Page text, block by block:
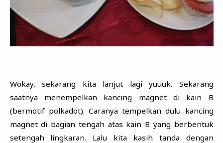
Wokay, sekarang kita lanjut lagi yuuuk. Sekarang
saatnya menempelkan kancing magnet di kain B
(bermotif polkadot). Caranya tempelkan dulu kancing
magnet di bagian tengah atas kain B yang berbentuk
setengah lingkaran. Lalu kita kasih tanda dengan